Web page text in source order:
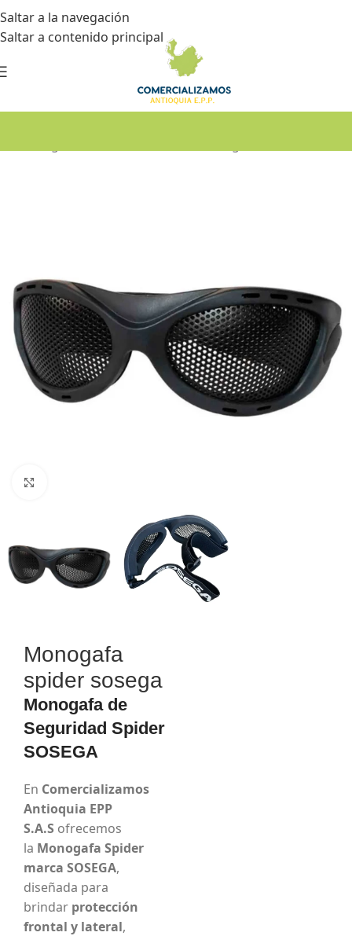
Saltar a la navegación
Saltar a contenido principal
Monogafa
spider sosega
Monogafa de
Seguridad Spider
SOSEGA
En Comercializamos
Antioquia EPP
S.A.S ofrecemos
la Monogafa Spider
marca SOSEGA,
diseñada para
brindar protección
frontal y lateral,